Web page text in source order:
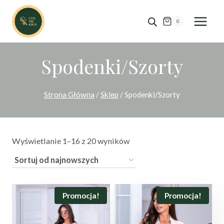
Przejdź
treści
0
Spodenki/Szorty
Strona Główna / Sklep / Spodenki/Szorty
Wyświetlanie 1–16 z 20 wynikówPosortowane
najnowszych
Promocja! Promocja!